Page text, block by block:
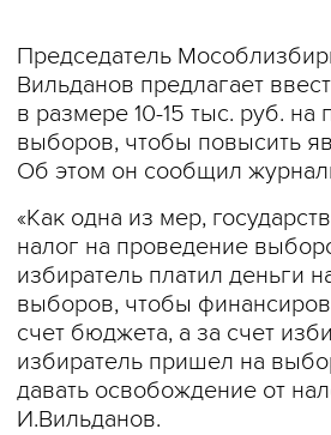
Председатель
Вильданов предлагает
в размере 10-15 тыс. руб. на
выборов, чтобы повысить
Об этом он сообщил
«Как одна из мер,
налог на проведение
избиратель платил деньги
выборов, чтобы
счет бюджета, а за счет
избиратель пришел на
давать освобождение от
И.Вильданов.